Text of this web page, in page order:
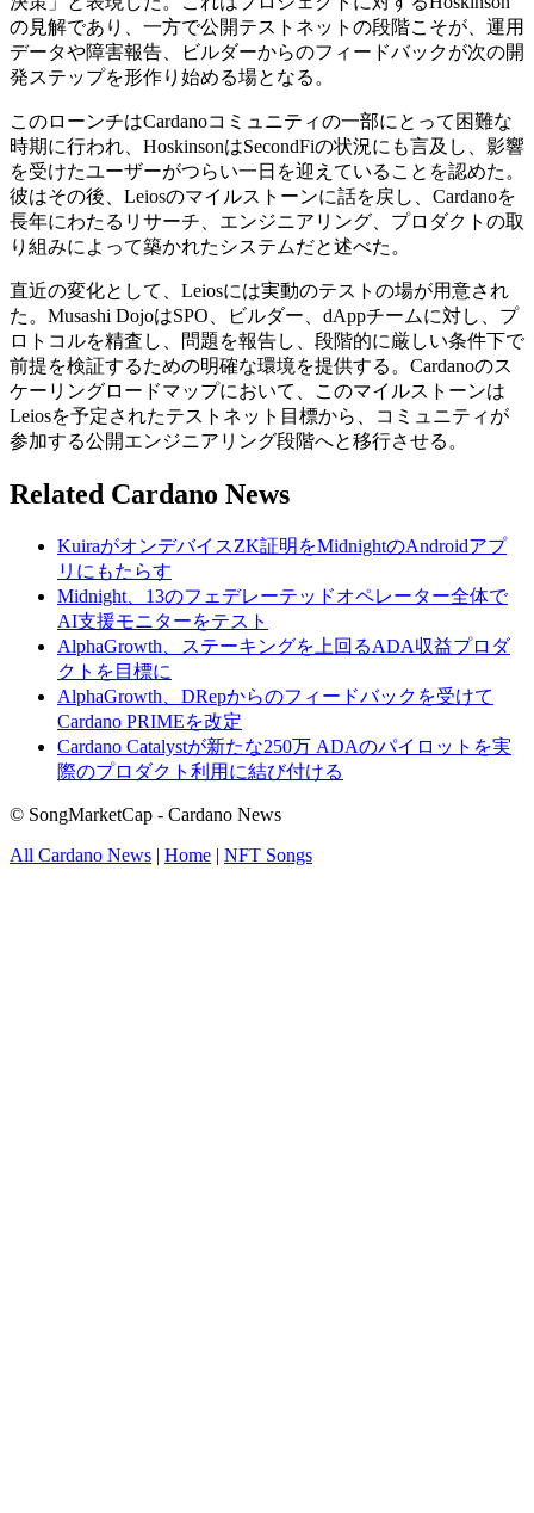
の見解であり、一方で公開テストネットの段階こそが、運用
データや障害報告、ビルダーからのフィードバックが次の開
発ステップを形作り始める場となる。
このローンチはCardanoコミュニティの一部にとって困難な
時期に行われ、HoskinsonはSecondFiの状況にも言及し、影響
を受けたユーザーがつらい一日を迎えていることを認めた。
彼はその後、Leiosのマイルストーンに話を戻し、Cardanoを
長年にわたるリサーチ、エンジニアリング、プロダクトの取
り組みによって築かれたシステムだと述べた。
直近の変化として、Leiosには実動のテストの場が用意され
た。Musashi DojoはSPO、ビルダー、dAppチームに対し、プ
ロトコルを精査し、問題を報告し、段階的に厳しい条件下で
前提を検証するための明確な環境を提供する。Cardanoのス
ケーリングロードマップにおいて、このマイルストーンは
Leiosを予定されたテストネット目標から、コミュニティが
参加する公開エンジニアリング段階へと移行させる。
Related Cardano News
KuiraがオンデバイスZK証明をMidnightのAndroidアプ
リにもたらす
Midnight、13のフェデレーテッドオペレーター全体で
AI支援モニターをテスト
AlphaGrowth、ステーキングを上回るADA収益プロダ
クトを目標に
AlphaGrowth、DRepからのフィードバックを受けて
Cardano PRIMEを改定
Cardano Catalystが新たな250万 ADAのパイロットを実
際のプロダクト利用に結び付ける
© SongMarketCap - Cardano News
All Cardano News | Home | NFT Songs